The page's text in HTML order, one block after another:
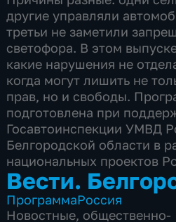
другие управляли
третьи не заметили
светофора. В этом
какие нарушения не
когда могут лишить не
прав, но и свободы.
подготовлена при
Госавтоинспекции УМВД
Белгородской области в
национальных проектов
Вести.
ПрограммаРоссия
Новостные, общественно-